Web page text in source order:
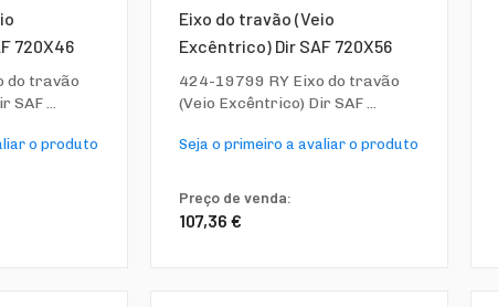
720X46
do travão
SAF ...
o produto
Eixo do travão (Veio
Excêntrico) Dir SAF 720X56
424-19799 RY Eixo do travão
(Veio Excêntrico) Dir SAF ...
Seja o primeiro a avaliar o produto
Preço de venda:
107,36 €